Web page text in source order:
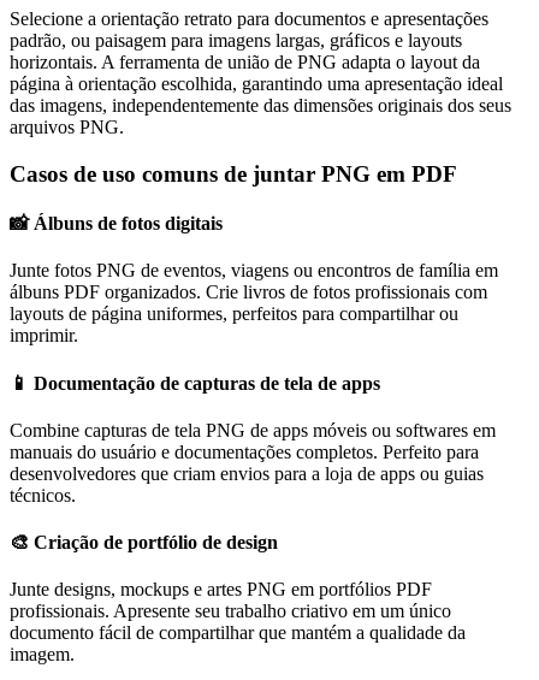
Selecione a orientação retrato para documentos e apresentações
padrão, ou paisagem para imagens largas, gráficos e layouts
horizontais. A ferramenta de união de PNG adapta o layout da
página à orientação escolhida, garantindo uma apresentação ideal
das imagens, independentemente das dimensões originais dos seus
arquivos PNG.
Casos de uso comuns de juntar PNG em PDF
📸 Álbuns de fotos digitais
Junte fotos PNG de eventos, viagens ou encontros de família em
álbuns PDF organizados. Crie livros de fotos profissionais com
layouts de página uniformes, perfeitos para compartilhar ou
imprimir.
📱 Documentação de capturas de tela de apps
Combine capturas de tela PNG de apps móveis ou softwares em
manuais do usuário e documentações completos. Perfeito para
desenvolvedores que criam envios para a loja de apps ou guias
técnicos.
🎨 Criação de portfólio de design
Junte designs, mockups e artes PNG em portfólios PDF
profissionais. Apresente seu trabalho criativo em um único
documento fácil de compartilhar que mantém a qualidade da
imagem.